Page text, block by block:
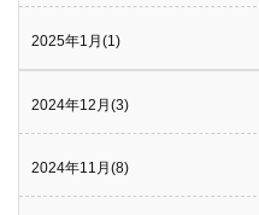
2025年1月(1)
2024年12月(3)
2024年11月(8)